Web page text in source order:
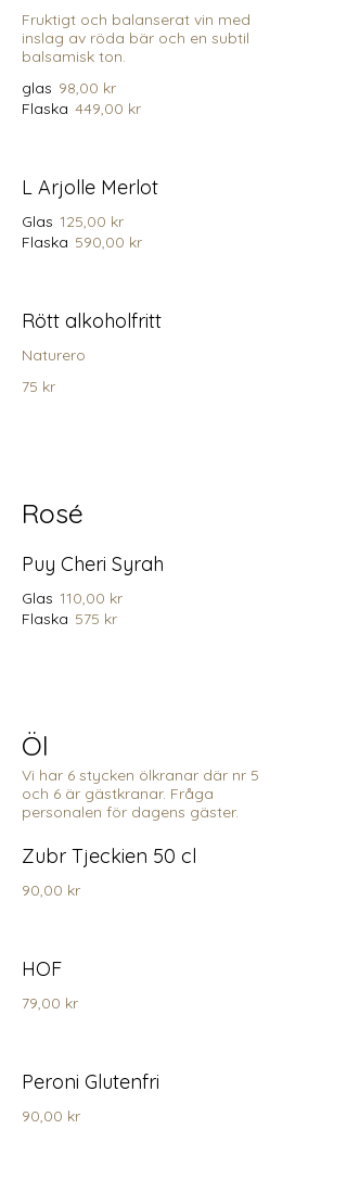
Fruktigt och balanserat vin med
inslag av röda bär och en subtil
balsamisk ton.
glas 98,00 kr
Flaska 449,00 kr
L Arjolle Merlot
Glas 125,00 kr
Flaska 590,00 kr
Rött alkoholfritt
Naturero
75 kr
Rosé
Puy Cheri Syrah
Glas 110,00 kr
Flaska 575 kr
Öl
Vi har 6 stycken ölkranar där nr 5
och 6 är gästkranar. Fråga
personalen för dagens gäster.
Zubr Tjeckien 50 cl
90,00 kr
HOF
79,00 kr
Peroni Glutenfri
90,00 kr